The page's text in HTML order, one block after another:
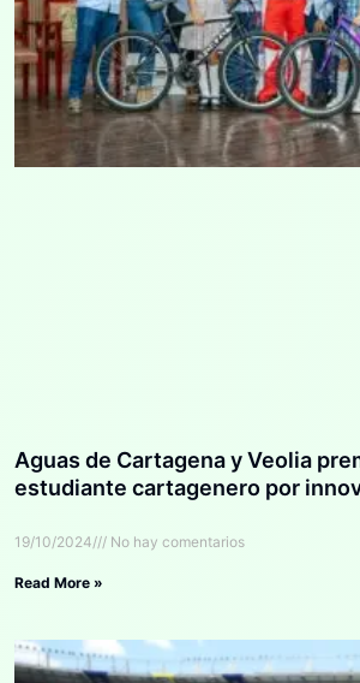
Aguas de Cartagena y Veolia
estudiante cartagenero por
19/10/2024 No hay comentarios
Read More »